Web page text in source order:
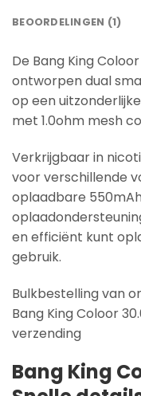
BEOORDELINGEN (1)
De Bang King
ontworpen dual
op een
met 1.0ohm mesh
Verkrijgbaar in
voor verschillende
oplaadbare
en efficiënt kunt
gebruik.
Bulkbestelling van
Bang King Coloor
verzending
Bang King